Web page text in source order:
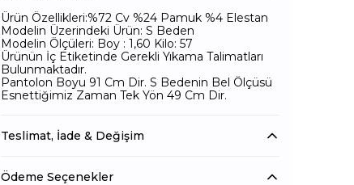
Ürün Özellikleri:%72 Cv %24 Pamuk %4 Elestan
Modelin Üzerindeki Ürün: S Beden
Modelin Ölçüleri: Boy : 1,60 Kilo: 57
Ürünün İç Etiketinde Gerekli Yıkama Talimatları
Bulunmaktadır.
Pantolon Boyu 91 Cm Dir. S Bedenin Bel Ölçüsü
Esnettiğimiz Zaman Tek Yön 49 Cm Dir.
Teslimat, İade & Değişim
Ödeme Seçenekler